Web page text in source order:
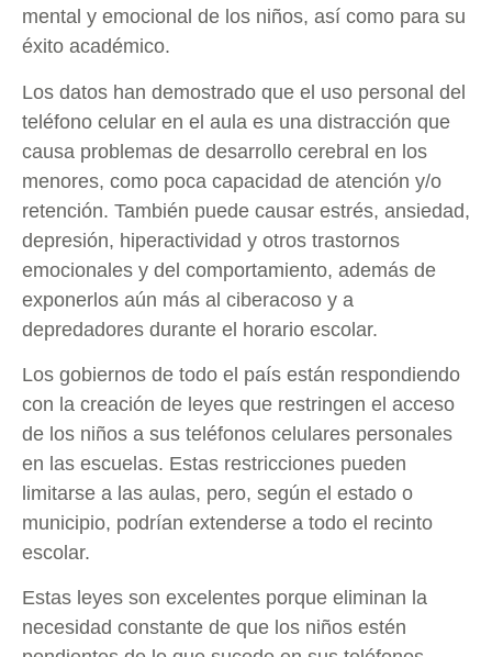
mental y emocional de los niños, así como para su
éxito académico.
Los datos han demostrado que el uso personal del
teléfono celular en el aula es una distracción que
causa problemas de desarrollo cerebral en los
menores, como poca capacidad de atención y/o
retención. También puede causar estrés, ansiedad,
depresión, hiperactividad y otros trastornos
emocionales y del comportamiento, además de
exponerlos aún más al ciberacoso y a
depredadores durante el horario escolar.
Los gobiernos de todo el país están respondiendo
con la creación de leyes que restringen el acceso
de los niños a sus teléfonos celulares personales
en las escuelas. Estas restricciones pueden
limitarse a las aulas, pero, según el estado o
municipio, podrían extenderse a todo el recinto
escolar.
Estas leyes son excelentes porque eliminan la
necesidad constante de que los niños estén